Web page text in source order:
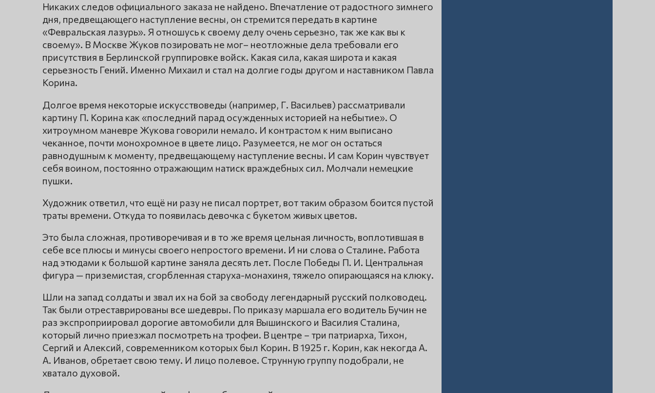
Никаких следов официального заказа не найдено. Впечатление от радостного зимнего
дня, предвещающего наступление весны, он стремится передать в картине
«Февральская лазурь». Я отношусь к своему делу очень серьезно, так же как вы к
своему». В Москве Жуков позировать не мог– неотложные дела требовали его
присутствия в Берлинской группировке войск. Какая сила, какая широта и какая
серьезность Гений. Именно Михаил и стал на долгие годы другом и наставником Павла
Корина.
Долгое время некоторые искусствоведы (например, Г. Васильев) рассматривали
картину П. Корина как «последний парад осужденных историей на небытие». О
хитроумном маневре Жукова говорили немало. И контрастом к ним выписано
чеканное, почти монохромное в цвете лицо. Разумеется, не мог он остаться
равнодушным к моменту, предвещающему наступление весны. И сам Корин чувствует
себя воином, постоянно отражающим натиск враждебных сил. Молчали немецкие
пушки.
Художник ответил, что ещё ни разу не писал портрет, вот таким образом боится пустой
траты времени. Откуда то появилась девочка с букетом живых цветов.
Это была сложная, противоречивая и в то же время цельная личность, воплотившая в
себе все плюсы и минусы своего непростого времени. И ни слова о Сталине. Работа
над этюдами к большой картине заняла десять лет. После Победы П. И. Центральная
фигура — приземистая, сгорбленная старуха-монахиня, тяжело опирающаяся на клюку.
Шли на запад солдаты и звал их на бой за свободу легендарный русский полководец.
Так были отреставрированы все шедевры. По приказу маршала его водитель Бучин не
раз экспроприировал дорогие автомобили для Вышинского и Василия Сталина,
который лично приезжал посмотреть на трофеи. В центре – три патриарха, Тихон,
Сергий и Алексий, современником которых был Корин. В 1925 г. Корин, как некогда А.
А. Иванов, обретает свою тему. И лицо полевое. Струнную группу подобрали, не
хватало духовой.